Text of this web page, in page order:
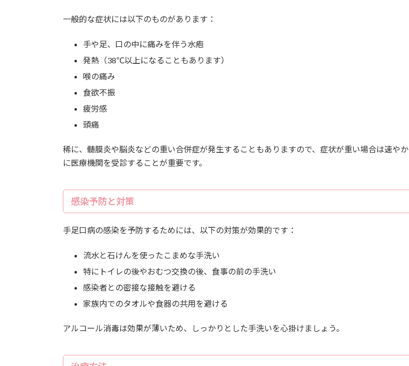
一般的な症状には以下のものがあります：
手や足、口の中に痛みを伴う水疱
発熱（38℃以上になることもあります）
喉の痛み
食欲不振
疲労感
頭痛
稀に、髄膜炎や脳炎などの重い合併症が発生することもありますので、症状が重い場合は速やか
に医療機関を受診することが重要です。
感染予防と対策
手足口病の感染を予防するためには、以下の対策が効果的です：
流水と石けんを使ったこまめな手洗い
特にトイレの後やおむつ交換の後、食事の前の手洗い
感染者との密接な接触を避ける
家族内でのタオルや食器の共用を避ける
アルコール消毒は効果が薄いため、しっかりとした手洗いを心掛けましょう。